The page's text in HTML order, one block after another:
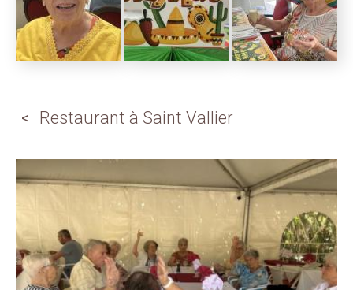
Restaurant à Saint Vallier